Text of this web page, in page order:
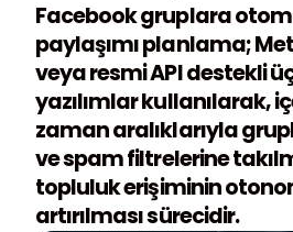
Facebook gruplara
paylaşımı planlama;
veya resmi API destekli
yazılımlar kullanılarak,
zaman aralıklarıyla
ve spam filtrelerine
topluluk erişiminin
artırılması sürecidir.